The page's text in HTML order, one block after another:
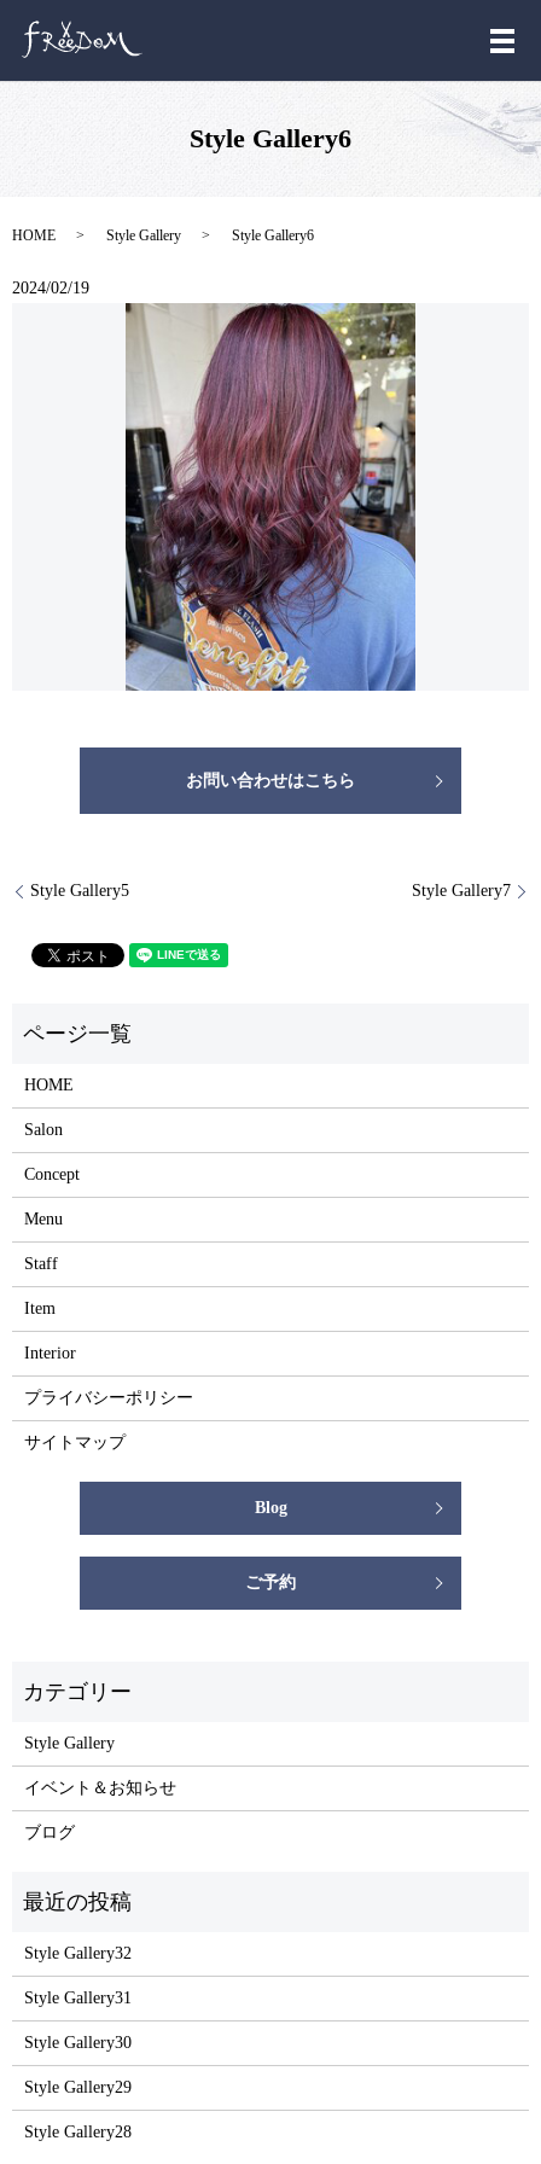
メ
Style Gallery6
HOME Style Gallery Style Gallery6
2024/02/19
お問い合わせはこちら
Style Gallery5 Style Gallery7
HOME
Salon
Concept
Menu
Staff
Item
Interior
プライバシーポリシー
サイトマップ
Blog
ご予約
Style Gallery
イベント＆お知らせ
ブログ
Style Gallery32
Style Gallery31
Style Gallery30
Style Gallery29
Style Gallery28